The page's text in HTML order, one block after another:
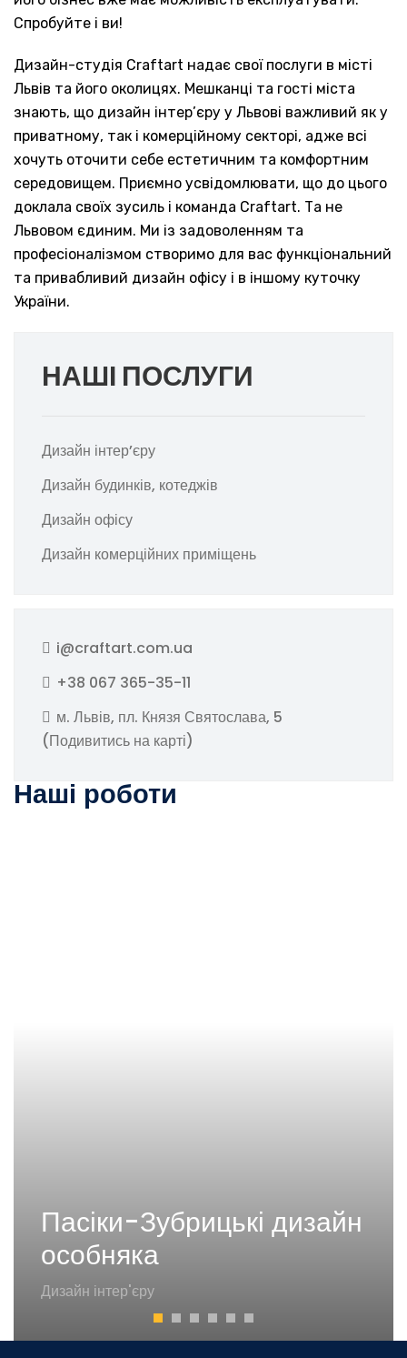
Спробуйте і ви!
Дизайн-студія Craftart надає свої послуги в місті
Львів та його околицях. Мешканці та гості міста
знають, що дизайн інтер’єру у Львові важливий як у
приватному, так і комерційному секторі, адже всі
хочуть оточити себе естетичним та комфортним
середовищем. Приємно усвідомлювати, що до цього
доклала своїх зусиль і команда Craftart. Та не
Львовом єдиним. Ми із задоволенням та
професіоналізмом створимо для вас функціональний
та привабливий дизайн офісу і в іншому куточку
України.
НАШІ ПОСЛУГИ
Дизайн інтер’єру
Дизайн будинків, котеджів
Дизайн офісу
Дизайн комерційних приміщень
i@craftart.com.ua
+38 067 365-35-11
м. Львів, пл. Князя Святослава, 5
(Подивитись на карті)
Наші роботи
Пасіки-Зубрицькі дизайн
особняка
Дизайн інтер'єру